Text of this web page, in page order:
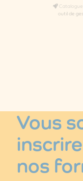
outil de
Vous
nos